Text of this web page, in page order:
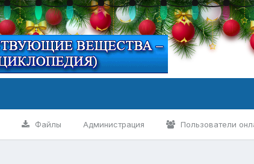
Файлы Администрация Пользователи